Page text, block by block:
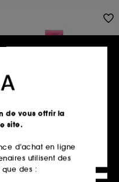
COSMETICS
POREfessional Matte
1025
de vous offrir la
site.
d’achat en ligne
utilisent des
que des :